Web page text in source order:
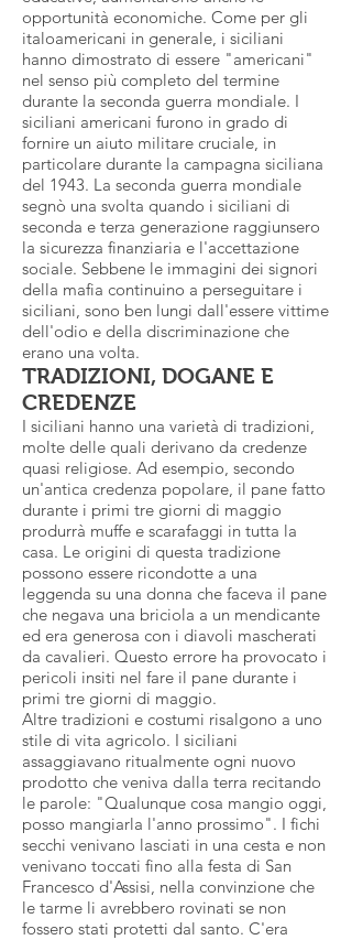
opportunità economiche. Come per gli
italoamericani in generale, i siciliani
hanno dimostrato di essere "americani"
nel senso più completo del termine
durante la seconda guerra mondiale. I
siciliani americani furono in grado di
fornire un aiuto militare cruciale, in
particolare durante la campagna siciliana
del 1943. La seconda guerra mondiale
segnò una svolta quando i siciliani di
seconda e terza generazione raggiunsero
la sicurezza finanziaria e l'accettazione
sociale. Sebbene le immagini dei signori
della mafia continuino a perseguitare i
siciliani, sono ben lungi dall'essere vittime
dell'odio e della discriminazione che
erano una volta.
TRADIZIONI, DOGANE E
CREDENZE
I siciliani hanno una varietà di tradizioni,
molte delle quali derivano da credenze
quasi religiose. Ad esempio, secondo
un'antica credenza popolare, il pane fatto
durante i primi tre giorni di maggio
produrrà muffe e scarafaggi in tutta la
casa. Le origini di questa tradizione
possono essere ricondotte a una
leggenda su una donna che faceva il pane
che negava una briciola a un mendicante
ed era generosa con i diavoli mascherati
da cavalieri. Questo errore ha provocato i
pericoli insiti nel fare il pane durante i
primi tre giorni di maggio.
Altre tradizioni e costumi risalgono a uno
stile di vita agricolo. I siciliani
assaggiavano ritualmente ogni nuovo
prodotto che veniva dalla terra recitando
le parole: "Qualunque cosa mangio oggi,
posso mangiarla l'anno prossimo". I fichi
secchi venivano lasciati in una cesta e non
venivano toccati fino alla festa di San
Francesco d'Assisi, nella convinzione che
le tarme li avrebbero rovinati se non
fossero stati protetti dal santo. C'era